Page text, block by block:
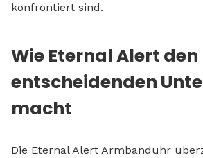
konfrontiert sind.
Wie Eternal Alert den
entscheidenden
macht
Die Eternal Alert Armbanduhr